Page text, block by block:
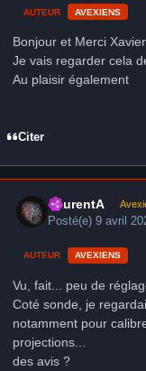
AUTEUR AVEXIENS
Bonjour et Merci
Je vais regarder cela
Au plaisir également
Citer
LaurentA
Posté(e)9 avril
AUTEUR AVEXIENS
Vu, fait... peu de
Coté sonde, je
notamment pour
projections...
des avis ?